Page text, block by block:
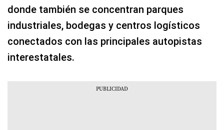
donde también se concentran parques
industriales, bodegas y centros logísticos
conectados con las principales autopistas
interestatales.